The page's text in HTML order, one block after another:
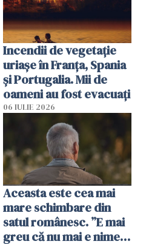
Incendii de vegetație
uriașe în Franța, Spania
și Portugalia. Mii de
oameni au fost evacuați
06 IULIE 2026
Aceasta este cea mai
mare schimbare din
satul românesc. ”E mai
greu că nu mai e nimeni